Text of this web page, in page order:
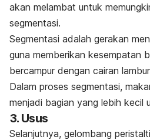
akan melambat untuk
segmentasi.
Segmentasi adalah gerakan
guna memberikan kesempatan
bercampur dengan cairan
Dalam proses segmentasi,
menjadi bagian yang lebih kecil
3. Usus
Selanjutnya, gelombang